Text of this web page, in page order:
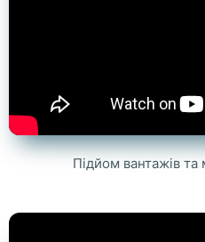
Підйом вантажів та